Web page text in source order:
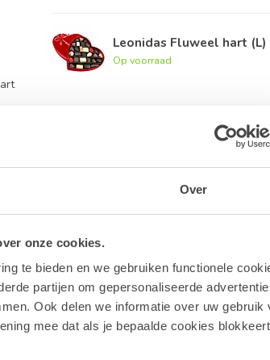
Over
onze cookies.
te bieden en we gebruiken functionele
partijen om gepersonaliseerde
Ook delen we informatie over uw gebruik
mee dat als je bepaalde cookies
Leonidas Fluweel hart (L)
Op voorraad